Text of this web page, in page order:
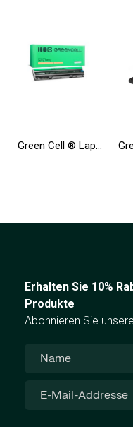
Green Cell ® Laptop Akku T54FJ 8858X für Dell Inspiron 14R N5010 N7010 N7110 15R 5520 17R 5720 Latitude E6420 E6520
Erhalten Sie 10%
Produkte
Abonnieren Sie